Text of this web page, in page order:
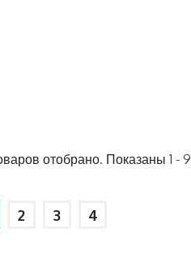
отобрано. Показаны 1 - 9
2 3 4